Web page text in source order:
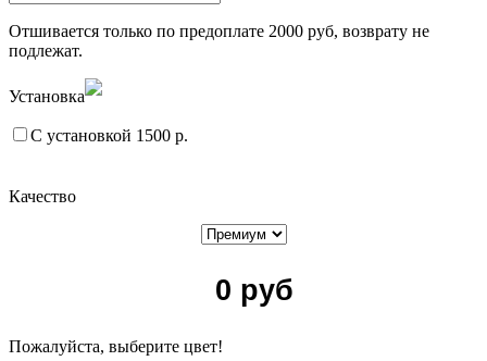
Отшивается только по предоплате 2000 руб, возврату не
подлежат.
Установка
С установкой 1500 р.
Качество
0 руб
Пожалуйста, выберите цвет!